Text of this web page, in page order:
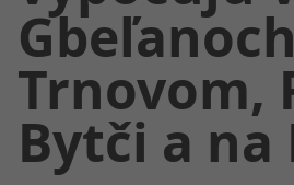
Trnovom,
Bytči a na